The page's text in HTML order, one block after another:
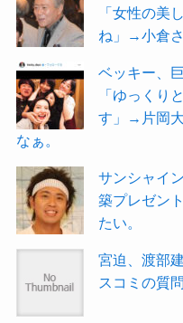
「女性の美
ね」→小倉さ
ベッキー、
「ゆっくり
す」→片岡
なぁ。
サンシャイ
築プレゼン
たい。
宮迫、渡部
スコミの質